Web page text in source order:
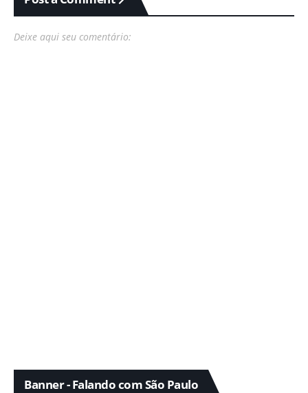
Deixe aqui seu comentário:
Banner - Falando com São Paulo